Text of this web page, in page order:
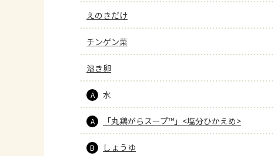
えのきだけ
チンゲン菜
溶き卵
A 水
A 「丸鶏がらスープ™」<塩分ひかえめ>
B しょうゆ